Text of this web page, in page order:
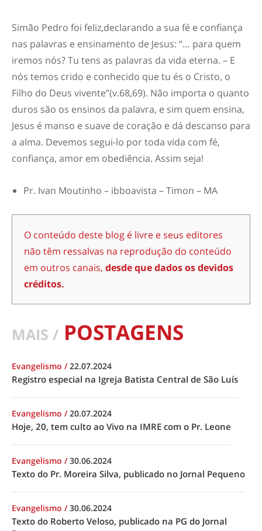
Simão Pedro foi feliz,declarando a sua fé e confiança
nas palavras e ensinamento de Jesus: “… para quem
iremos nós? Tu tens as palavras da vida eterna. – E
nós temos crido e conhecido que tu és o Cristo, o
Filho do Deus vivente”(v.68,69). Não importa o quanto
duros são os ensinos da palavra, e sim quem ensina,
Jesus é manso e suave de coração e dá descanso para
a alma. Devemos segui-lo por toda vida com fé,
confiança, amor em obediência. Assim seja!
Pr. Ivan Moutinho – ibboavista – Timon – MA
O conteúdo deste blog é livre e seus editores
não têm ressalvas na reprodução do conteúdo
em outros canais, desde que dados os devidos
créditos.
MAIS / POSTAGENS
Evangelismo /22.07.2024
Registro especial na Igreja Batista Central de São Luís
Evangelismo /20.07.2024
Hoje, 20, tem culto ao Vivo na IMRE com o Pr. Leone
Evangelismo /30.06.2024
Texto do Pr. Moreira Silva, publicado no Jornal Pequeno
Evangelismo /30.06.2024
Texto do Roberto Veloso, publicado na PG do Jornal